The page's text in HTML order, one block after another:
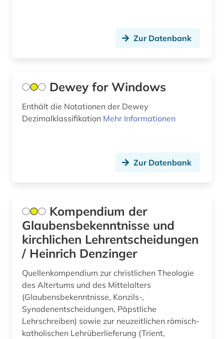
altenmedizin (1)
alter druck (1)
alternative (2)
altersmedizin (1)
altersversorung (1)
altertumswissenschaft (13)
altes buch (16)
Zur Datenbank
Dewey for Windows
Enthält die Notationen der Dewey
Dezimalklassifikation Mehr Informationen
Zur Datenbank
Kompendium der
Glaubensbekenntnisse und
kirchlichen Lehrentscheidungen
/ Heinrich Denzinger
Quellenkompendium zur christlichen Theologie
des Altertums und des Mittelalters
(Glaubensbekenntnisse, Konzils-,
Synodenentscheidungen, Päpstliche
Lehrschreiben) sowie zur neuzeitlichen römisch-
katholischen Lehrüberlieferung (Trient,